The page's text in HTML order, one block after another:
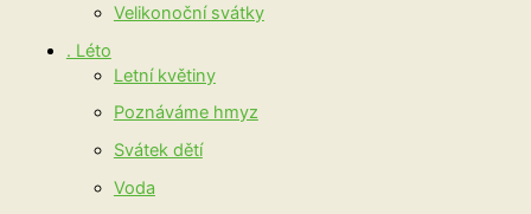
Velikonoční svátky
. Léto
Letní květiny
Poznáváme hmyz
Svátek dětí
Voda